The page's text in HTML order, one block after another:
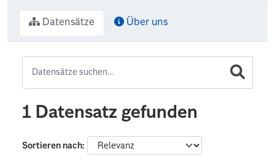
Datensätze Über uns
1 Datensatz gefunden
Sortieren nach